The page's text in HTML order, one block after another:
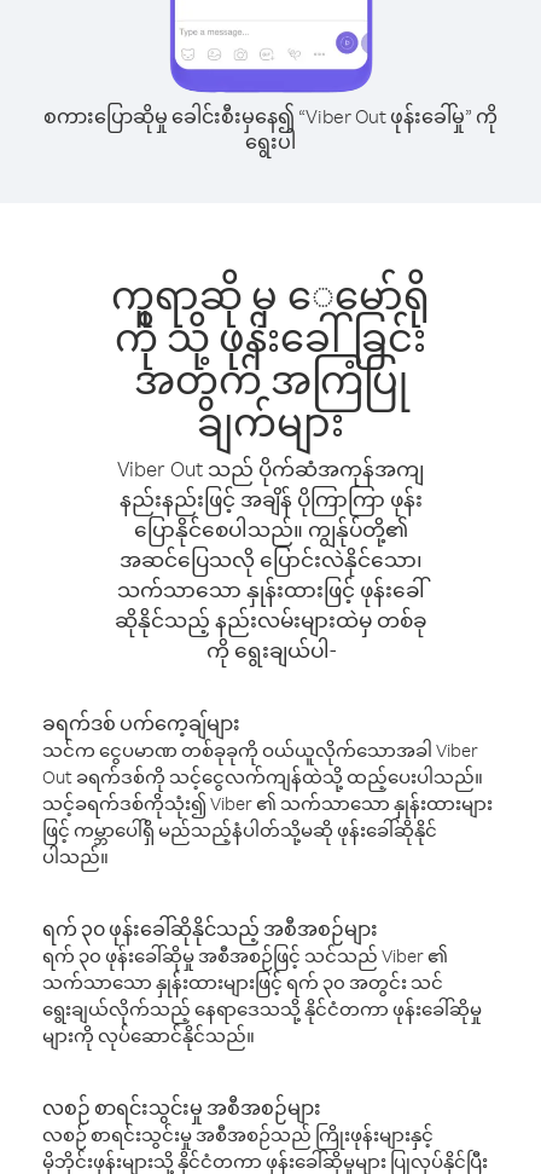
စကားပြောဆိုမှု ခေါင်းစီးမှနေ၍ “Viber Out ဖုန်းခေါ်မှု” ကို
ရွေးပါ
ကူရာဆို မှ ေမော်ရို
ကို သို့ ဖုန်းခေါ်ခြင်း
အတွက် အကြံပြု
ချက်များ
Viber Out သည် ပိုက်ဆံအကုန်အကျ
နည်းနည်းဖြင့် အချိန် ပိုကြာကြာ ဖုန်း
ပြောနိုင်စေပါသည်။ ကျွန်ုပ်တို့၏
အဆင်ပြေသလို ပြောင်းလဲနိုင်သော၊
သက်သာသော နှုန်းထားဖြင့် ဖုန်းခေါ်
ဆိုနိုင်သည့် နည်းလမ်းများထဲမှ တစ်ခု
ကို ရွေးချယ်ပါ-
ခရက်ဒစ် ပက်ကေ့ချ်များ
သင်က ငွေပမာဏ တစ်ခုခုကို ဝယ်ယူလိုက်သောအခါ Viber
Out ခရက်ဒစ်ကို သင့်ငွေလက်ကျန်ထဲသို့ ထည့်ပေးပါသည်။
သင့်ခရက်ဒစ်ကိုသုံး၍ Viber ၏ သက်သာသော နှုန်းထားများ
ဖြင့် ကမ္ဘာပေါ်ရှိ မည်သည့်နံပါတ်သို့မဆို ဖုန်းခေါ်ဆိုနိုင်
ပါသည်။
ရက် ၃၀ ဖုန်းခေါ်ဆိုနိုင်သည့် အစီအစဉ်များ
ရက် ၃၀ ဖုန်းခေါ်ဆိုမှု အစီအစဉ်ဖြင့် သင်သည် Viber ၏
သက်သာသော နှုန်းထားများဖြင့် ရက် ၃၀ အတွင်း သင်
ရွေးချယ်လိုက်သည့် နေရာဒေသသို့ နိုင်ငံတကာ ဖုန်းခေါ်ဆိုမှု
များကို လုပ်ဆောင်နိုင်သည်။
လစဉ် စာရင်းသွင်းမှု အစီအစဉ်များ
လစဉ် စာရင်းသွင်းမှု အစီအစဉ်သည် ကြိုးဖုန်းများနှင့်
မိုဘိုင်းဖုန်းများသို့ နိုင်ငံတကာ ဖုန်းခေါ်ဆိုမှုများ ပြုလုပ်နိုင်ပြီး